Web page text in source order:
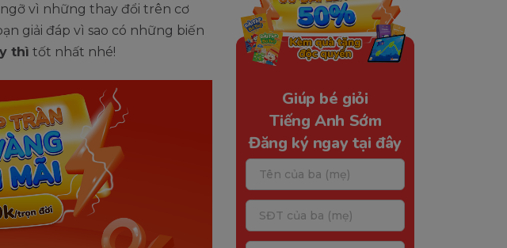
vì những thay đổi trên cơ
giải đáp vì sao có những biến
thì tốt nhất nhé!
Giúp bé giỏi
Tiếng Anh Sớm
Đăng ký ngay tại đây